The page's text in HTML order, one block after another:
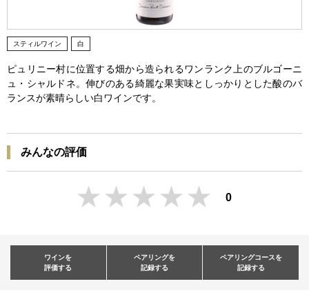
スティルワイン 白
ピュリニー村に位置する畑から造られるワンランク上のブルゴーニ
ュ・シャルドネ。伸びのある綺麗な果実味としっかりとした酸のバ
ランスが素晴らしい白ワインです。
みんなの評価
0
ワインを
評価する
ペアリングを
記録する
ペアリングコースを
記録する